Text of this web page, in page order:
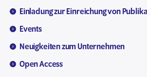
Einladung zur Einreichung von
Events
Neuigkeiten zum Unternehmen
Open Access